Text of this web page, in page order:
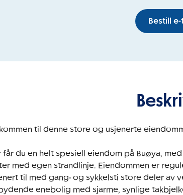
Bestill
til denne store og usjenerte
får du en helt spesiell eiendom på Buøya,
med egen strandlinje. Eiendommen er
til med gang- og sykkelsti store deler av
enebolig med sjarme, synlige